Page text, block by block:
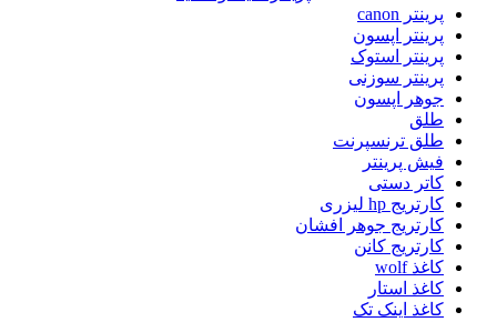
پرینتر canon
پرینتر اپسون
پرینتر استوک
پرینتر سوزنی
جوهر اپسون
طلق
طلق ترنسپرنت
فیش پرینتر
کاتر دستی
کارتریج hp لیزری
کارتریج جوهر افشان
کارتریج کانن
کاغذ wolf
کاغذ استار
کاغذ اینک تک